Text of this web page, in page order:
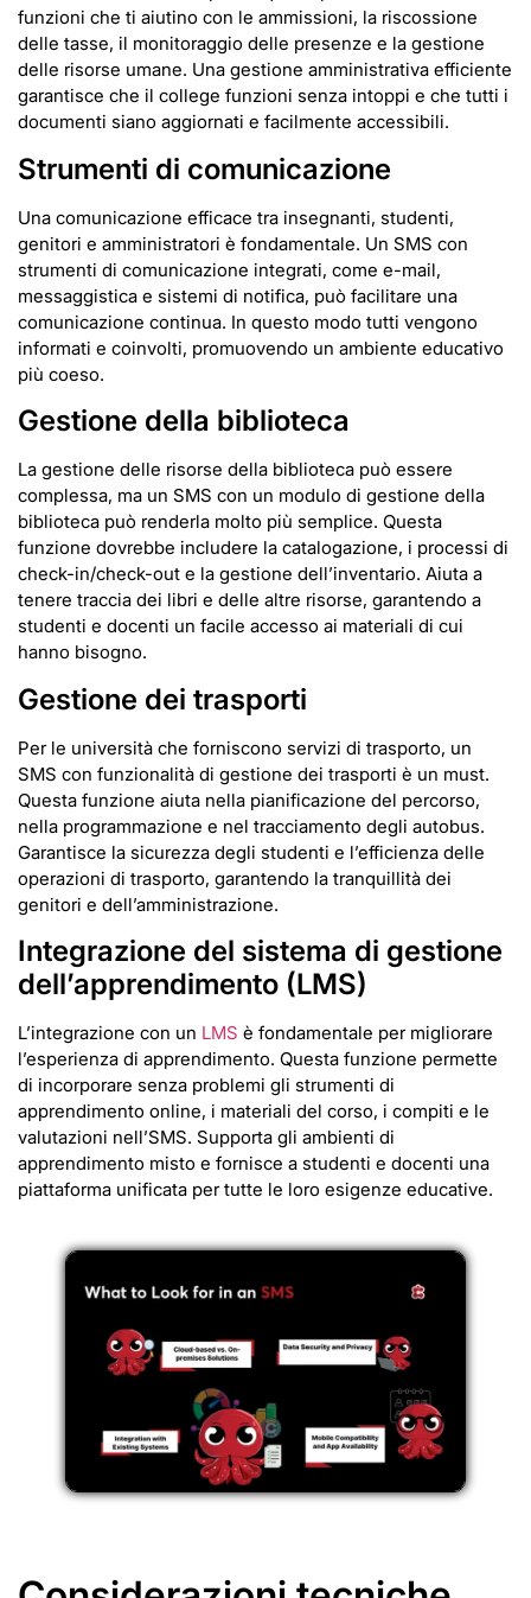
funzioni che ti aiutino con le ammissioni, la riscossione
delle tasse, il monitoraggio delle presenze e la gestione
delle risorse umane. Una gestione amministrativa efficiente
garantisce che il college funzioni senza intoppi e che tutti i
documenti siano aggiornati e facilmente accessibili.
Strumenti di comunicazione
Una comunicazione efficace tra insegnanti, studenti,
genitori e amministratori è fondamentale. Un SMS con
strumenti di comunicazione integrati, come e-mail,
messaggistica e sistemi di notifica, può facilitare una
comunicazione continua. In questo modo tutti vengono
informati e coinvolti, promuovendo un ambiente educativo
più coeso.
Gestione della biblioteca
La gestione delle risorse della biblioteca può essere
complessa, ma un SMS con un modulo di gestione della
biblioteca può renderla molto più semplice. Questa
funzione dovrebbe includere la catalogazione, i processi di
check-in/check-out e la gestione dell’inventario. Aiuta a
tenere traccia dei libri e delle altre risorse, garantendo a
studenti e docenti un facile accesso ai materiali di cui
hanno bisogno.
Gestione dei trasporti
Per le università che forniscono servizi di trasporto, un
SMS con funzionalità di gestione dei trasporti è un must.
Questa funzione aiuta nella pianificazione del percorso,
nella programmazione e nel tracciamento degli autobus.
Garantisce la sicurezza degli studenti e l’efficienza delle
operazioni di trasporto, garantendo la tranquillità dei
genitori e dell’amministrazione.
Integrazione del sistema di gestione
dell’apprendimento (LMS)
L’integrazione con un LMS è fondamentale per migliorare
l’esperienza di apprendimento. Questa funzione permette
di incorporare senza problemi gli strumenti di
apprendimento online, i materiali del corso, i compiti e le
valutazioni nell’SMS. Supporta gli ambienti di
apprendimento misto e fornisce a studenti e docenti una
piattaforma unificata per tutte le loro esigenze educative.